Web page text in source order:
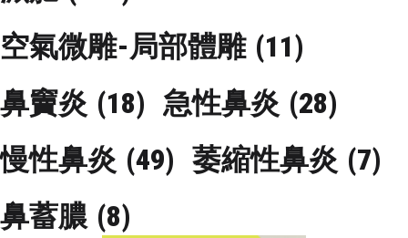
空氣微雕-局部體雕 (11)
鼻竇炎 (18) 急性鼻炎 (28)
慢性鼻炎 (49) 萎縮性鼻炎 (7)
鼻蓄膿 (8)